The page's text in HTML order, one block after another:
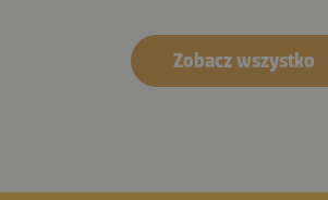
Zobacz wszystko